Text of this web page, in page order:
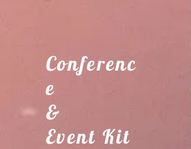
Conferenc
e
&
Event Kit